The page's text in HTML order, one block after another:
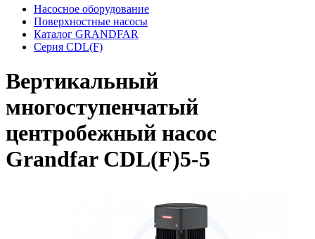
Насосное оборудование
Поверхностные насосы
Каталог GRANDFAR
Серия CDL(F)
Вертикальный
многоступенчатый
центробежный насос
Grandfar CDL(F)5-5